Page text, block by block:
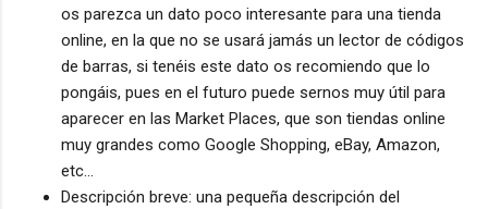
os parezca un dato poco interesante para una tienda
online, en la que no se usará jamás un lector de códigos
de barras, si tenéis este dato os recomiendo que lo
pongáis, pues en el futuro puede sernos muy útil para
aparecer en las Market Places, que son tiendas online
muy grandes como Google Shopping, eBay, Amazon,
etc...
Descripción breve: una pequeña descripción del